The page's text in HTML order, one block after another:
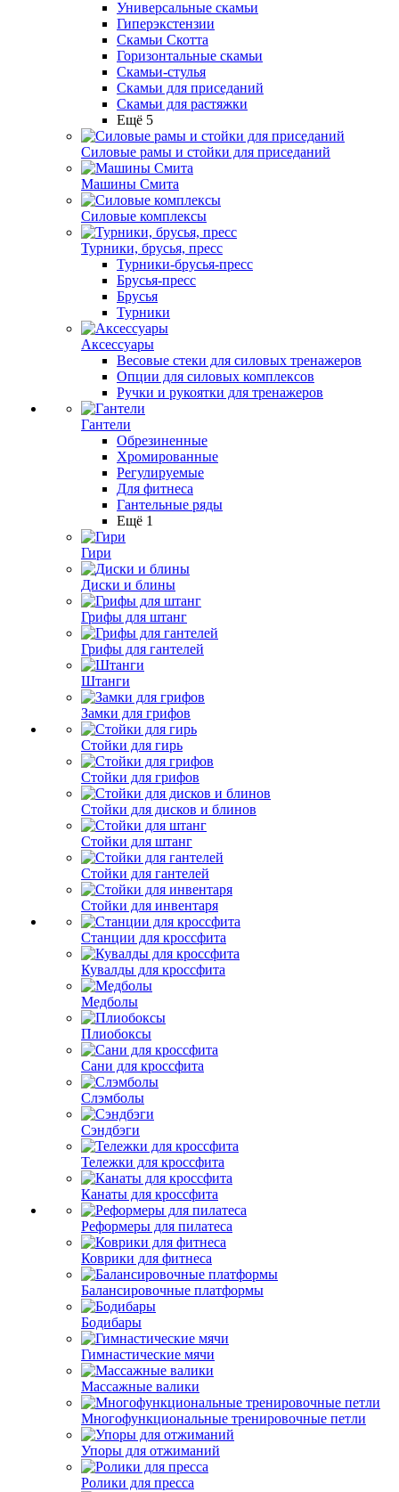
Универсальные скамьи
Гиперэкстензии
Скамьи Скотта
Горизонтальные скамьи
Скамьи-стулья
Скамьи для приседаний
Скамьи для растяжки
Ещё 5
Силовые рамы и стойки для приседаний
Машины Смита
Силовые комплексы
Турники, брусья, пресс
Турники-брусья-пресс
Брусья-пресс
Брусья
Турники
Аксессуары
Весовые стеки для силовых тренажеров
Опции для силовых комплексов
Ручки и рукоятки для тренажеров
Гантели
Обрезиненные
Хромированные
Регулируемые
Для фитнеса
Гантельные ряды
Ещё 1
Гири
Диски и блины
Грифы для штанг
Грифы для гантелей
Штанги
Замки для грифов
Стойки для гирь
Стойки для грифов
Стойки для дисков и блинов
Стойки для штанг
Стойки для гантелей
Стойки для инвентаря
Станции для кроссфита
Кувалды для кроссфита
Медболы
Плиобоксы
Сани для кроссфита
Слэмболы
Сэндбэги
Тележки для кроссфита
Канаты для кроссфита
Реформеры для пилатеса
Коврики для фитнеса
Балансировочные платформы
Бодибары
Гимнастические мячи
Массажные валики
Многофункциональные тренировочные петли
Упоры для отжиманий
Ролики для пресса